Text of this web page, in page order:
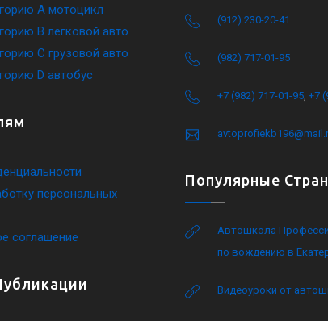
A мотоцикл
B легковой авто
C грузовой авто
D автобус
персональных
соглашение
(912) 230-20-41
(982) 717-01-95
+7 (982) 717-01-95, +7
Популярные
Автошкола
по вождению в
Видеоуроки от